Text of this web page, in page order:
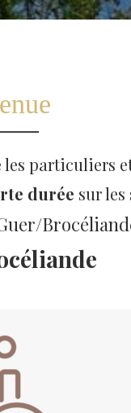
les particuliers
durée sur les